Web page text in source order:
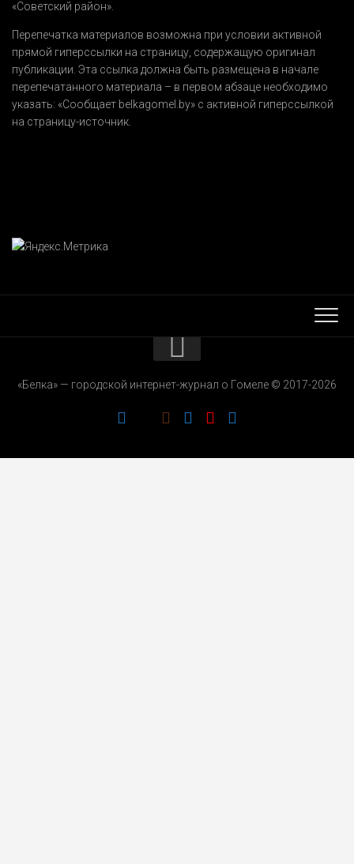
«Советский район».
Перепечатка материалов возможна при условии активной
прямой гиперссылки на страницу, содержащую оригинал
публикации. Эта ссылка должна быть размещена в начале
перепечатанного материала – в первом абзаце необходимо
указать: «Сообщает belkagomel.by» с активной гиперссылкой
на страницу-источник.
РЕКЛАМОДАТЕЛЯМ
«Белка» — городской интернет-журнал о Гомеле © 2017-2026